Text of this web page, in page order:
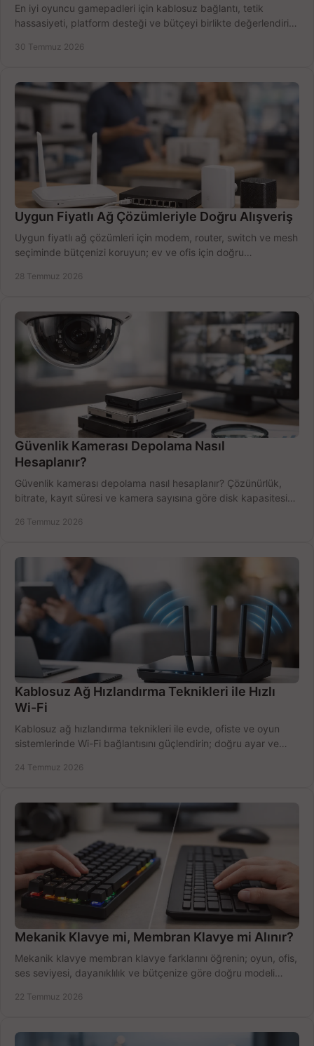
En iyi oyuncu gamepadleri için kablosuz bağlantı, tetik
hassasiyeti, platform desteği ve bütçeyi birlikte değerlendirin;
30 Temmuz 2026
Uygun Fiyatlı Ağ Çözümleriyle Doğru Alışveriş
Uygun fiyatlı ağ çözümleri için modem, router, switch ve mesh
seçiminde bütçenizi koruyun; ev ve ofis için doğru
28 Temmuz 2026
Güvenlik Kamerası Depolama Nasıl
Hesaplanır?
Güvenlik kamerası depolama nasıl hesaplanır? Çözünürlük,
bitrate, kayıt süresi ve kamera sayısına göre disk kapasitesini
26 Temmuz 2026
Kablosuz Ağ Hızlandırma Teknikleri ile Hızlı
Wi-Fi
Kablosuz ağ hızlandırma teknikleri ile evde, ofiste ve oyun
sistemlerinde Wi-Fi bağlantısını güçlendirin; doğru ayar ve
24 Temmuz 2026
Mekanik Klavye mi, Membran Klavye mi Alınır?
Mekanik klavye membran klavye farklarını öğrenin; oyun, ofis,
ses seviyesi, dayanıklılık ve bütçenize göre doğru modeli
22 Temmuz 2026